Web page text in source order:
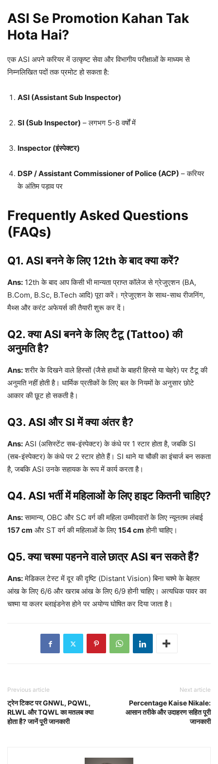
ASI Se Promotion Kahan Tak
Hota Hai?
एक ASI अपने करियर में उत्कृष्ट सेवा और विभागीय परीक्षाओं के माध्यम से
निम्नलिखित पदों तक प्रमोट हो सकता है:
ASI (Assistant Sub Inspector)
SI (Sub Inspector) – लगभग 5-8 वर्षों में
Inspector (इंस्पेक्टर)
DSP / Assistant Commissioner of Police (ACP) – करियर
के अंतिम पड़ाव पर
Frequently Asked Questions
(FAQs)
Q1. ASI बनने के लिए 12th के बाद क्या करें?
Ans: 12th के बाद आप किसी भी मान्यता प्राप्त कॉलेज से ग्रेजुएशन (BA,
B.Com, B.Sc, B.Tech आदि) पूरा करें। ग्रेजुएशन के साथ-साथ रीजनिंग,
मैथ्स और करंट अफेयर्स की तैयारी शुरू कर दें।
Q2. क्या ASI बनने के लिए टैटू (Tattoo) की
अनुमति है?
Ans:शरीर के दिखने वाले हिस्सों (जैसे हाथों के बाहरी हिस्से या चेहरे) पर टैटू की
अनुमति नहीं होती है। धार्मिक प्रतीकों के लिए बल के नियमों के अनुसार छोटे
आकार की छूट हो सकती है।
Q3. ASI और SI में क्या अंतर है?
Ans: ASI (असिस्टेंट सब-इंस्पेक्टर) के कंधे पर 1 स्टार होता है, जबकि SI
(सब-इंस्पेक्टर) के कंधे पर 2 स्टार होते हैं। SI थाने या चौकी का इंचार्ज बन सकता
है, जबकि ASI उनके सहायक के रूप में कार्य करता है।
Q4. ASI भर्ती में महिलाओं के लिए हाइट कितनी चाहिए?
Ans:सामान्य, OBC और SC वर्ग की महिला उम्मीदवारों के लिए न्यूनतम लंबाई
157 cm और ST वर्ग की महिलाओं के लिए 154 cm होनी चाहिए।
Q5. क्या चश्मा पहनने वाले छात्र ASI बन सकते हैं?
Ans:मेडिकल टेस्ट में दूर की दृष्टि (Distant Vision) बिना चश्मे के बेहतर
आंख के लिए 6/6 और खराब आंख के लिए 6/9 होनी चाहिए। अत्यधिक पावर का
चश्मा या कलर ब्लाइंडनेस होने पर अयोग्य घोषित कर दिया जाता है।
Previous article
ट्रेन टिकट पर GNWL, PQWL,
RLWL और TQWL का मतलब क्या
होता है? जानें पूरी जानकारी
Next article
Percentage Kaise Nikale:
आसान तरीके और उदाहरण सहित पूरी
जानकारी